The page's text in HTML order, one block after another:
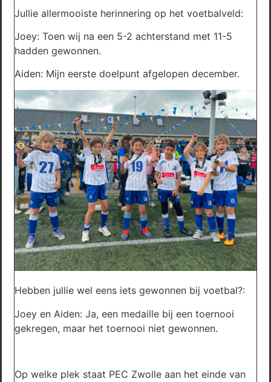
Jullie allermooiste herinnering op het voetbalveld:
Joey: Toen wij na een 5-2 achterstand met 11-5
hadden gewonnen.
Aiden: Mijn eerste doelpunt afgelopen december.
Hebben jullie wel eens iets gewonnen bij voetbal?:
Joey en Aiden: Ja, een medaille bij een toernooi
gekregen, maar het toernooi niet gewonnen.
Op welke plek staat PEC Zwolle aan het einde van